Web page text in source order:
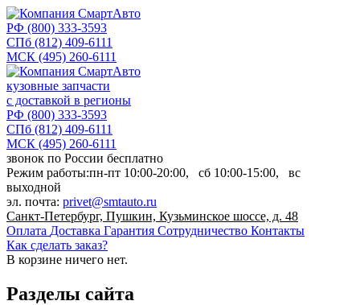
РФ (800) 333-3593
СПб (812) 409-6111
МСК (495) 260-6111
кузовные запчасти
с доставкой в регионы
РФ (800) 333-3593
СПб (812) 409-6111
МСК (495) 260-6111
звонок по России бесплатно
Режим работы:пн-пт 10:00-20:00, сб 10:00-15:00, вс
выходной
эл. почта: privet@smtauto.ru
Санкт-Петербург, Пушкин, Кузьминское шоссе, д. 48
Оплата Доставка Гарантия Сотрудничество Контакты
Как сделать заказ?
В корзине ничего нет.
Разделы сайта